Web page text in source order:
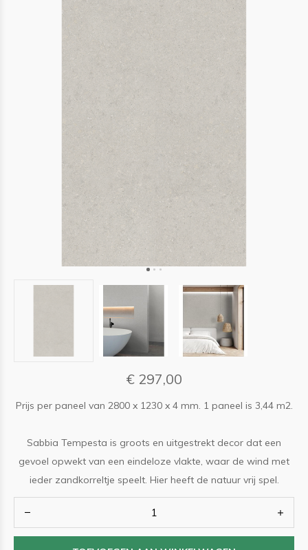
€ 297,00
Prijs per paneel van 2800 x 1230 x 4 mm. 1 paneel is 3,44 m2.
Sabbia Tempesta is groots en uitgestrekt decor dat een
gevoel opwekt van een eindeloze vlakte, waar de wind met
ieder zandkorreltje speelt. Hier heeft de natuur vrij spel.